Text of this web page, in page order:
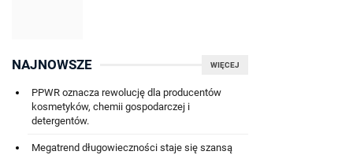
WIĘCEJ
NAJNOWSZE
PPWR oznacza rewolucję dla producentów
kosmetyków, chemii gospodarczej i
detergentów.
Megatrend długowieczności staje się szansą